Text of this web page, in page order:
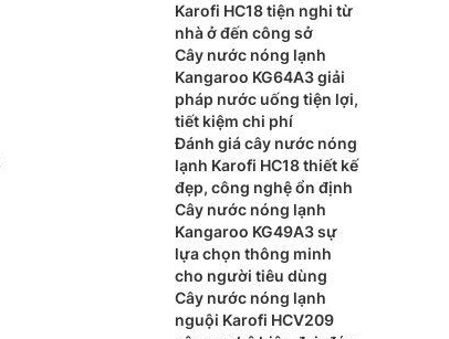
Karofi HC18 tiện nghi từ
nhà ở đến công sở
Cây nước nóng lạnh
Kangaroo KG64A3 giải
pháp nước uống tiện lợi,
tiết kiệm chi phí
Đánh giá cây nước nóng
lạnh Karofi HC18 thiết kế
đẹp, công nghệ ổn định
Cây nước nóng lạnh
Kangaroo KG49A3 sự
lựa chọn thông minh
cho người tiêu dùng
Cây nước nóng lạnh
nguội Karofi HCV209